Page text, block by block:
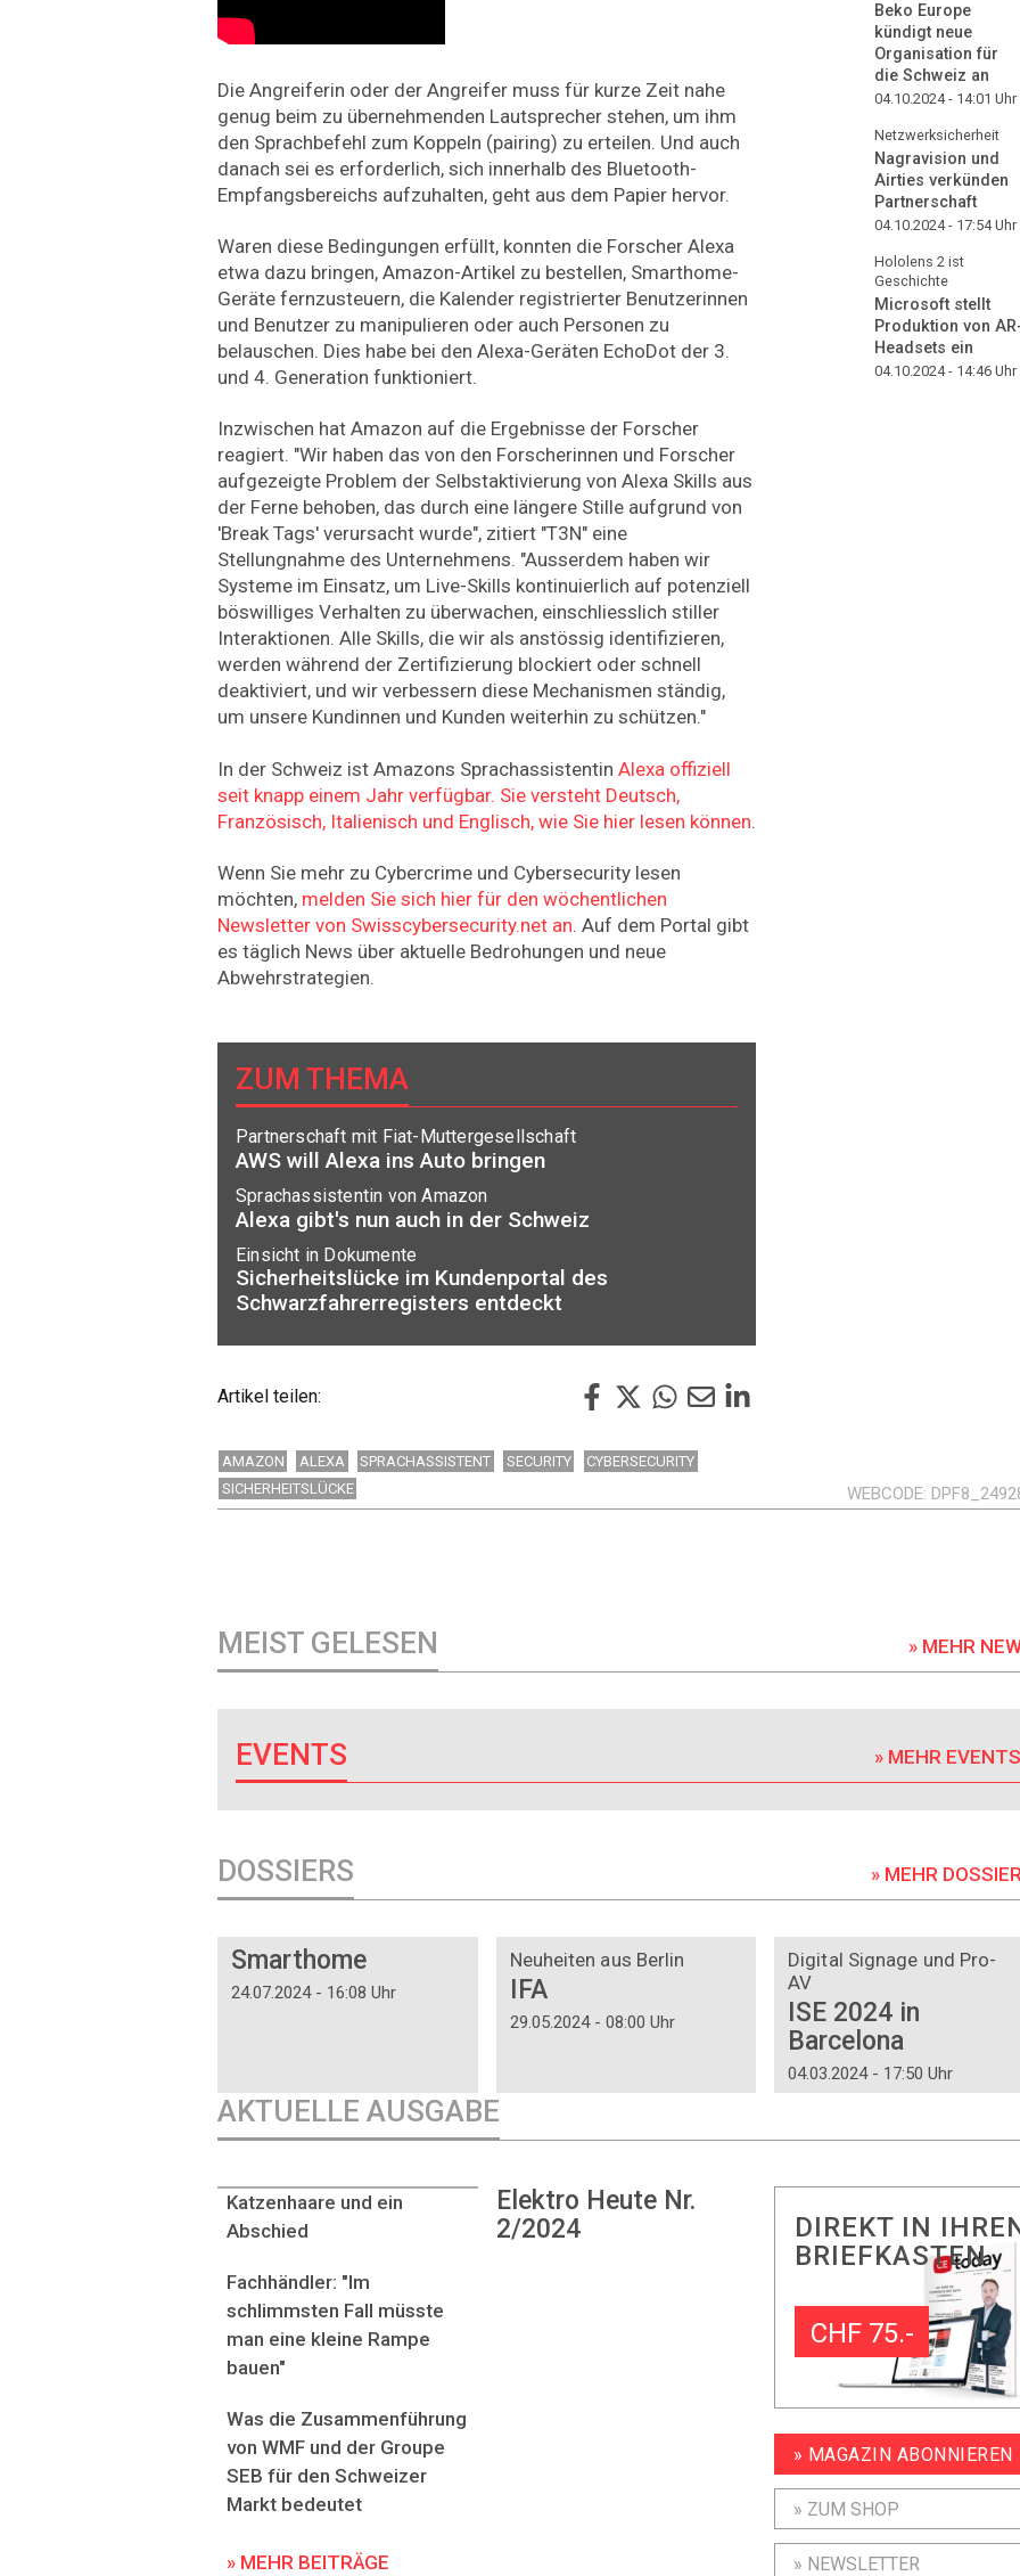
Die Angreiferin oder der Angreifer muss für kurze Zeit nahe
genug beim zu übernehmenden Lautsprecher stehen, um ihm
den Sprachbefehl zum Koppeln (pairing) zu erteilen. Und auch
danach sei es erforderlich, sich innerhalb des Bluetooth-
Empfangsbereichs aufzuhalten, geht aus dem Papier hervor.
Waren diese Bedingungen erfüllt, konnten die Forscher Alexa
etwa dazu bringen, Amazon-Artikel zu bestellen, Smarthome-
Geräte fernzusteuern, die Kalender registrierter Benutzerinnen
und Benutzer zu manipulieren oder auch Personen zu
belauschen. Dies habe bei den Alexa-Geräten EchoDot der 3.
und 4. Generation funktioniert.
Inzwischen hat Amazon auf die Ergebnisse der Forscher
reagiert. "Wir haben das von den Forscherinnen und Forscher
aufgezeigte Problem der Selbstaktivierung von Alexa Skills aus
der Ferne behoben, das durch eine längere Stille aufgrund von
'Break Tags' verursacht wurde", zitiert "T3N" eine
Stellungnahme des Unternehmens. "Ausserdem haben wir
Systeme im Einsatz, um Live-Skills kontinuierlich auf potenziell
böswilliges Verhalten zu überwachen, einschliesslich stiller
Interaktionen. Alle Skills, die wir als anstössig identifizieren,
werden während der Zertifizierung blockiert oder schnell
deaktiviert, und wir verbessern diese Mechanismen ständig,
um unsere Kundinnen und Kunden weiterhin zu schützen."
In der Schweiz ist Amazons Sprachassistentin Alexa offiziell
seit knapp einem Jahr verfügbar. Sie versteht Deutsch,
Französisch, Italienisch und Englisch, wie Sie hier lesen können.
Wenn Sie mehr zu Cybercrime und Cybersecurity lesen
möchten, melden Sie sich hier für den wöchentlichen
Newsletter von Swisscybersecurity.net an. Auf dem Portal gibt
es täglich News über aktuelle Bedrohungen und neue
Abwehrstrategien.
ZUM THEMA
Partnerschaft mit Fiat-Muttergesellschaft
AWS will Alexa ins Auto bringen
Sprachassistentin von Amazon
Alexa gibt's nun auch in der Schweiz
Einsicht in Dokumente
Sicherheitslücke im Kundenportal des
Schwarzfahrerregisters entdeckt
Artikel teilen:
Beko Europe
kündigt neue
Organisation für
die Schweiz an
04.10.2024 - 14:01 Uhr
Netzwerksicherheit
Nagravision und
Airties verkünden
Partnerschaft
04.10.2024 - 17:54Uhr
Hololens 2 ist
Geschichte
Microsoft stellt
Produktion von
Headsets ein
04.10.2024 - 14:46 Uhr
AMAZON ALEXA SPRACHASSISTENT SECURITY
CYBERSECURITY
SICHERHEITSLÜCKE
WEBCODE
MEIST GELESEN » MEHR
EVENTS » MEHR
DOSSIERS » MEHR
Smarthome
24.07.2024 - 16:08 Uhr
Neuheiten aus Berlin
IFA
29.05.2024 - 08:00 Uhr
Digital Signage und Pro-
AV
ISE 2024 in
Barcelona
04.03.2024 - 17:50 Uhr
AKTUELLE AUSGABE
Elektro Heute Nr.
2/2024
Katzenhaare und ein
Abschied
Fachhändler: "Im
schlimmsten Fall müsste
man eine kleine Rampe
bauen"
Was die Zusammenführung
von WMF und der Groupe
SEB für den Schweizer
Markt bedeutet
» MEHR BEITRÄGE
DIREKT IN
BRIEFKASTEN
CHF 75.-
» MAGAZIN ABONNIEREN
» ZUM SHOP
» NEWSLETTER